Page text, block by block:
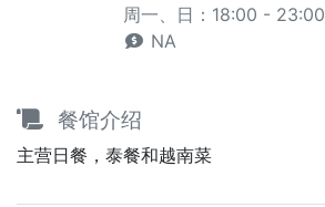
周一、日：18:00 - 23:00
NA
餐馆介绍
主营日餐，泰餐和越南菜